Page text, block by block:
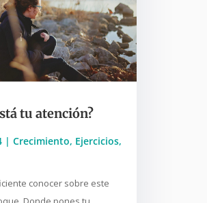
tu atención?
| Crecimiento, Ejercicios,
conocer sobre este